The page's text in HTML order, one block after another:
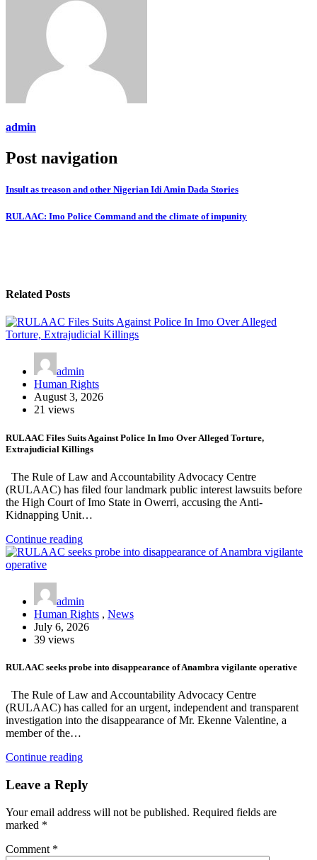
admin
Post navigation
Insult as treason and other Nigerian Idi Amin Dada Stories
RULAAC: Imo Police Command and the climate of impunity
Related Posts
admin
Human Rights
August 3, 2026
21 views
RULAAC Files Suits Against Police In Imo Over Alleged Torture,
Extrajudicial Killings
The Rule of Law and Accountability Advocacy Centre
(RULAAC) has filed four landmark public interest lawsuits before
the High Court of Imo State in Owerri, accusing the Anti-
Kidnapping Unit…
Continue reading
admin
Human Rights , News
July 6, 2026
39 views
RULAAC seeks probe into disappearance of Anambra vigilante operative
The Rule of Law and Accountability Advocacy Centre
(RULAAC) has called for an urgent, independent and transparent
investigation into the disappearance of Mr. Ekenne Valentine, a
member of the…
Continue reading
Leave a Reply
Your email address will not be published. Required fields are
marked *
Comment *